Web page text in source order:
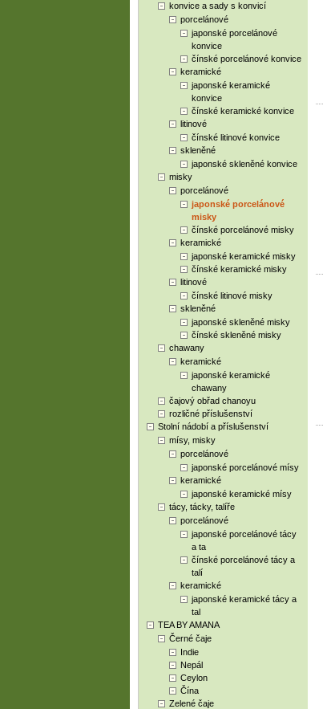
konvice a sady s konvicí
porcelánové
japonské porcelánové
konvice
čínské porcelánové konvice
keramické
japonské keramické
konvice
čínské keramické konvice
litinové
čínské litinové konvice
skleněné
japonské skleněné konvice
misky
porcelánové
japonské porcelánové
misky
čínské porcelánové misky
keramické
japonské keramické misky
čínské keramické misky
litinové
čínské litinové misky
skleněné
japonské skleněné misky
čínské skleněné misky
chawany
keramické
japonské keramické
chawany
čajový obřad chanoyu
rozličné příslušenství
Stolní nádobí a příslušenství
mísy, misky
porcelánové
japonské porcelánové mísy
keramické
japonské keramické mísy
tácy, tácky, talíře
porcelánové
japonské porcelánové tácy
a ta
čínské porcelánové tácy a
talí
keramické
japonské keramické tácy a
tal
TEA BY AMANA
Černé čaje
Indie
Nepál
Ceylon
Čína
Zelené čaje